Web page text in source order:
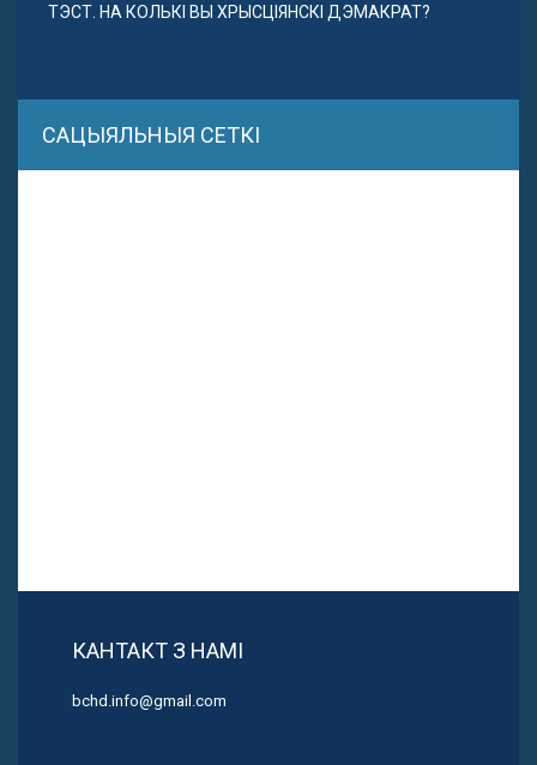
ТЭСТ. НА КОЛЬКІ ВЫ ХРЫСЦІЯНСКІ ДЭМАКРАТ?
САЦЫЯЛЬНЫЯ СЕТКІ
КАНТАКТ З НАМІ
bchd.info@gmail.com